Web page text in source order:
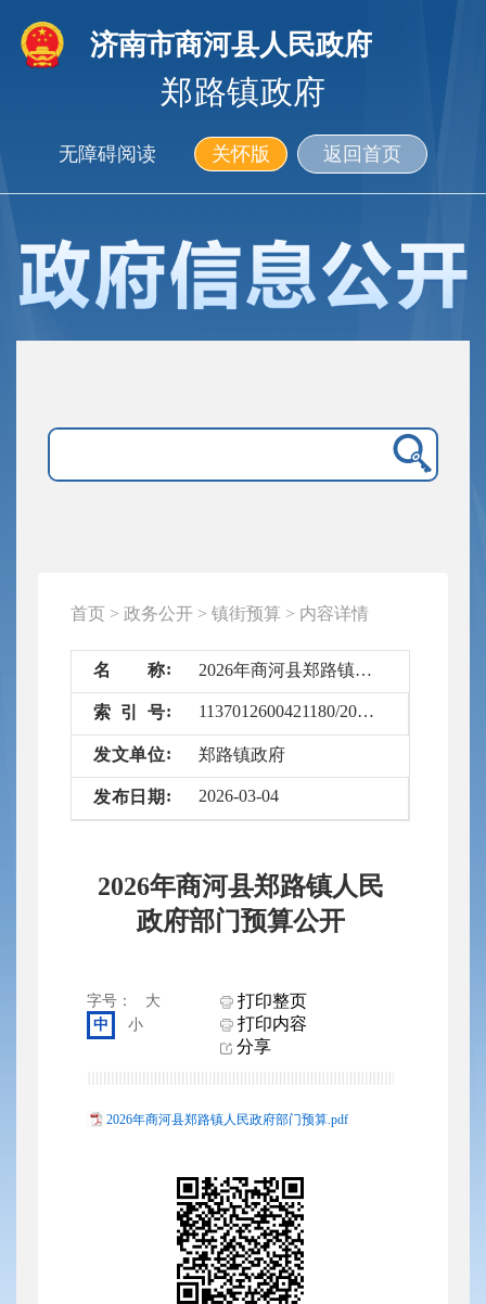
济南市商河县人民政府
郑路镇政府
无障碍阅读 关怀版 返回首页
首页 > 政务公开 > 镇街预算 > 内容详情
名 称 2026年商河县郑路镇人民政府部门预算公开
索 引 号 1137012600421180/2026-6710256
发文单位 郑路镇政府
发布 日 期 2026-03-04
2026年商河县郑路镇人民
政府部门预算公开
字号：
大
中
小
打印整页
打印内容
分享
2026年商河县郑路镇人民政府部门预算.pdf